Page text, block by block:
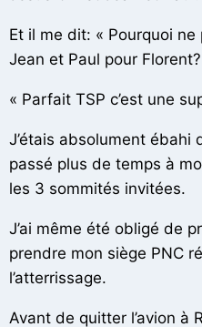
Et il me dit: « Pourquoi
Jean et Paul pour
« Parfait TSP c’est une
J’étais absolument ébahi
passé plus de temps à
les 3 sommités invitées.
J’ai même été obligé de
prendre mon siège PNC
l’atterrissage.
Avant de quitter l’avion à